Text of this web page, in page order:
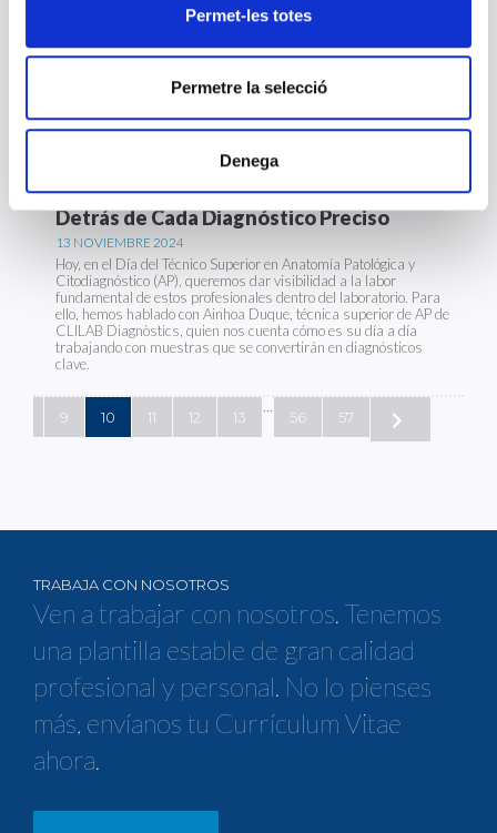
Permet-les totes
Permetre la selecció
Denega
Tener una enfermedad crónica implica esfuerzo, sacrificio,
de los ojos con que se mire. Y quién mejor sabe qué implica tenerla
realista, y con la cual todo el mundo tendría que intentar
Celebramos el día Técnico Superior en
Anatomía Patológica y Citodiagnóstico:
Detrás de Cada Diagnóstico Preciso
13 NOVIEMBRE 2024
Hoy, en el Día del Técnico Superior en Anatomía Patológica y
Citodiagnóstico (AP), queremos dar visibilidad a la labor
fundamental de estos profesionales dentro del laboratorio. Para
ello, hemos hablado con Ainhoa Duque, técnica superior de AP de
CLILAB Diagnòstics, quien nos cuenta cómo es su día a día
trabajando con muestras que se convertirán en diagnósticos
clave.
9 10 11 12 13
...
56 57
TRABAJA CON NOSOTROS
Ven a trabajar con nosotros. Tenemos
una plantilla estable de gran calidad
profesional y personal. No lo pienses
más, envíanos tu Currículum Vitae
ahora.